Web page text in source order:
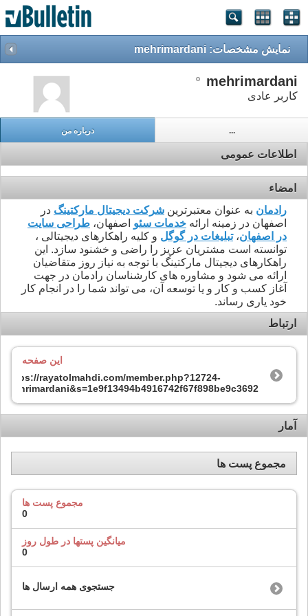
نمایش مشخصات: mehrimardani
mehrimardani
کاربر عادی
درباره من ...
اطلاعات عمومی
امضاء
رادمان به عنوان معتبرترین شرکت دیجیتال مارکتینگ در
اصفهان در زمینه ارائه خدمات سئو اصفهان، طراحی سایت
در اصفهان،تبلیغات در گوگل و کلیه راهکارهای دیجیتالی ،
توانسته است مشتریان عزیز را راضی و خشنود سازد. این
راهکارهای دیجیتال مارکتینگ با توجه به نیاز روز متقاضیان
ارائه می شود و مشاوره های کارشناسان رادمان در جهت
آغاز کسب و کار و یا توسعه آن، می تواند شما را در انجام کار
خود یاری رساند.
ارتباط
این صفحه
https://rayatolmahdi.com/member.php?12724-
mehrimardani&s=1e9f13494b4916742f67f898be9c3692
آمار
مجموع پست ها
مجموع پست ها
0
میانگین پستها در طول روز
0
جستجوی همه ارسال ها